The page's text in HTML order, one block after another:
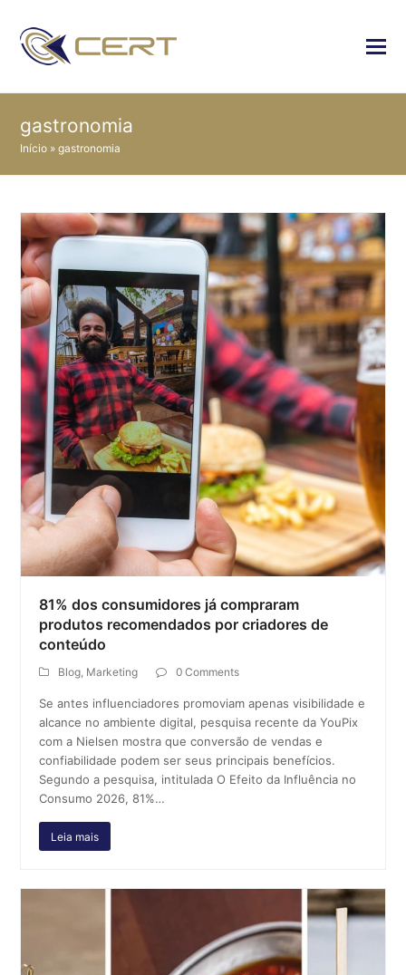
gastronomia
Início »gastronomia
81% dos consumidores já compraram
produtos recomendados por criadores de
conteúdo
Blog, Marketing 0 Comments
Se antes influenciadores promoviam apenas visibilidade e
alcance no ambiente digital, pesquisa recente da YouPix
com a Nielsen mostra que conversão de vendas e
confiabilidade podem ser seus principais benefícios.
Segundo a pesquisa, intitulada O Efeito da Influência no
Consumo 2026, 81%…
Leia mais